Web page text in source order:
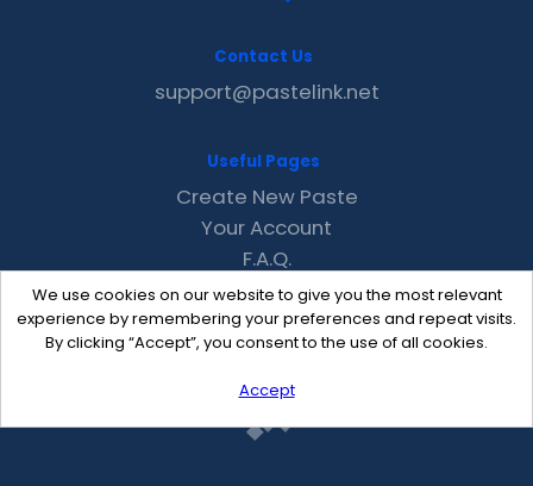
We use cookies on our website to give you the most relevant
experience by remembering your preferences and repeat visits.
By clicking “Accept”, you consent to the use of all cookies.
Accept
Contact Us
support@pastelink.net
Useful Pages
Create New Paste
Your Account
F.A.Q.
Recent
Contact